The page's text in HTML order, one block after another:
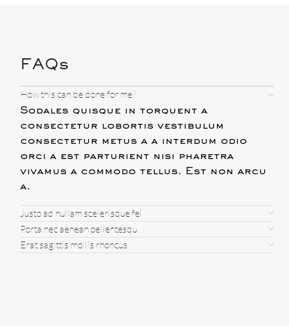
FAQs
How this can be done for me?
Sodales quisque in torquent a
consectetur lobortis vestibulum
consectetur metus a a interdum odio
orci a est parturient nisi pharetra
vivamus a commodo tellus. Est non arcu
a.
Justo ad nullam scelerisque fel
Porta nec aenean pellentesqu
Erat sagittis mollis rhoncus